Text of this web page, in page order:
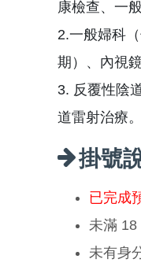
康檢查、一
2.一般婦科
期）、內視
3. 反覆性陰
道雷射治療
掛號
已完成
未滿 18
未有身